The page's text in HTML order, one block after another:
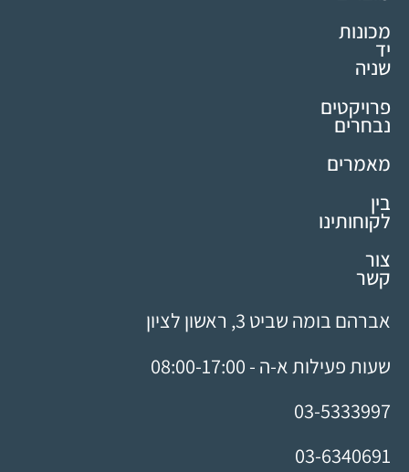
מכונות
יד
שניה
פרויקטים
נבחרים
מאמרים
בין
לקוחותינו
צור
קשר
אברהם בומה שביט 3, ראשון לציון
שעות פעילות א-ה - 08:00-17:00
03-5333997
03-6340691